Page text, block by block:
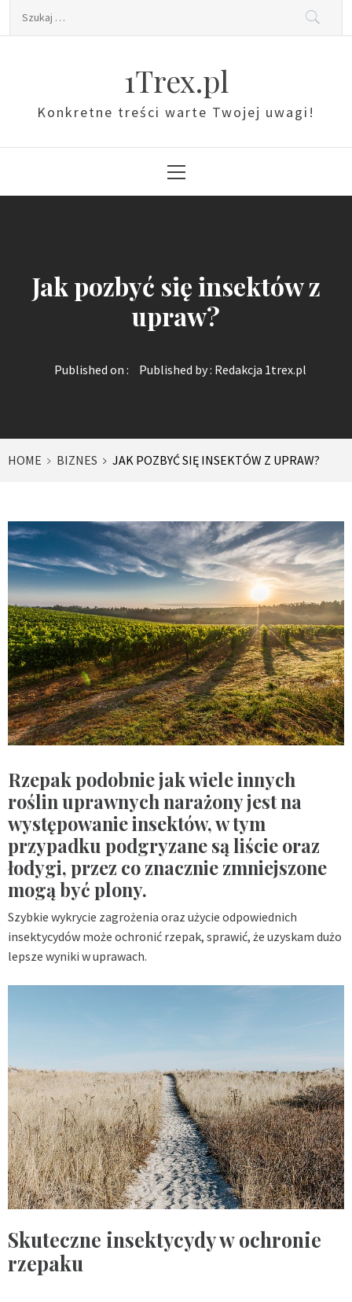
Szukaj:
1Trex.pl
Konkretne treści warte Twojej uwagi!
Menu
Jak pozbyć się insektów z
upraw?
Published on : Published by : Redakcja 1trex.pl
HOME BIZNES JAK POZBYĆ SIĘ INSEKTÓW Z UPRAW?
Rzepak podobnie jak wiele innych
roślin uprawnych narażony jest na
występowanie insektów, w tym
przypadku podgryzane są liście oraz
łodygi, przez co znacznie zmniejszone
mogą być plony.
Szybkie wykrycie zagrożenia oraz użycie odpowiednich
insektycydów może ochronić rzepak, sprawić, że uzyskam dużo
lepsze wyniki w uprawach.
Skuteczne insektycydy w ochronie
rzepaku